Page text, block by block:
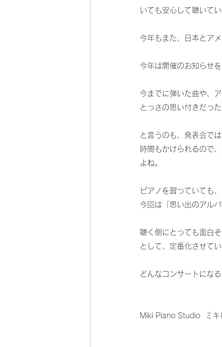
いても安心して聴いて
今年もまた、日本とア
今年は開催のお知らせ
今までに弾いた曲や、
とっさの思い付きだっ
と言うのも、発表会で
時間もかけられるので
よね。
ピアノを習っていても
今回は「思い出のアル
聴く側にとっても面白
として、定番化させて
どんなコンサートにな
Miki Piano Studio  ミキ